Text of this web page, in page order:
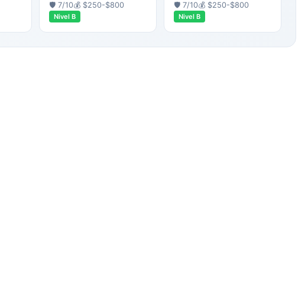
🛡️ 7/10💰 $250-$800
Nivel B
🛡️ 7/10💰 $250-$800
Nivel B